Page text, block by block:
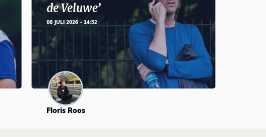
de Veluwe’
08 JULI 2026 - 14:52
Floris Roos